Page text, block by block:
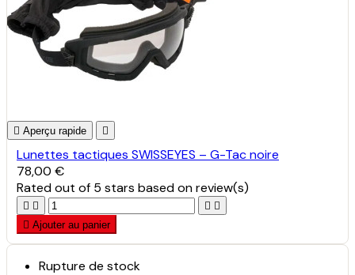
 Aperçu rapide 
Lunettes tactiques SWISSEYES – G-Tac noire
78,00 €
Ratedout of 5 stars based onreview(s)
   
 Ajouter au panier
Rupture de stock